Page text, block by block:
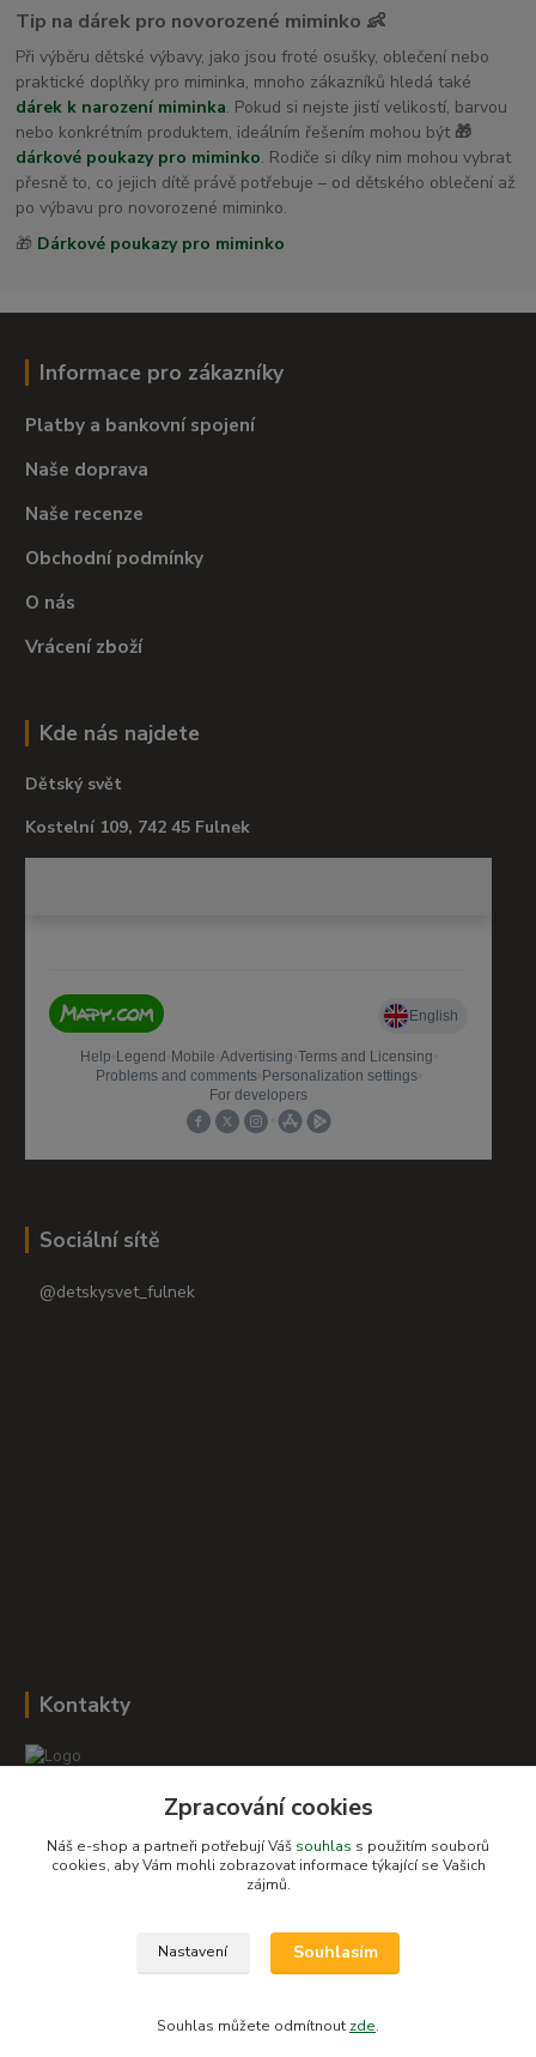
Tip na dárek pro novorozené miminko 👶
Při výběru dětské výbavy, jako jsou froté osušky, oblečení nebo
praktické doplňky pro miminka, mnoho zákazníků hledá také
dárek k narození miminka. Pokud si nejste jistí velikostí, barvou
nebo konkrétním produktem, ideálním řešením mohou být 🎁
dárkové poukazy pro miminko. Rodiče si díky nim mohou vybrat
přesně to, co jejich dítě právě potřebuje – od dětského oblečení až
po výbavu pro novorozené miminko.
🎁 Dárkové poukazy pro miminko
Informace pro zákazníky
Platby a bankovní spojení
Naše doprava
Naše recenze
Obchodní podmínky
O nás
Vrácení zboží
Kde nás najdete
Dětský svět
Kostelní 109, 742 45 Fulnek
Sociální sítě
@detskysvet_fulnek
Kontakty
+420 604 278 943
obchod-detskysvet@seznam.cz
Zpracování cookies
Náš e-shop a partneři potřebují Váš souhlas s použitím souborů
cookies, aby Vám mohli zobrazovat informace týkající se Vašich
zájmů.
Nastavení Souhlasím
Souhlas můžete odmítnout zde.